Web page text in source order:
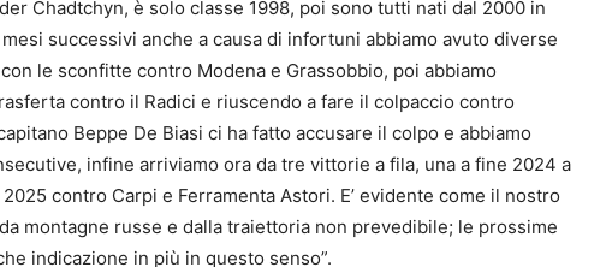
Chadtchyn, è solo classe 1998, poi sono tutti nati dal 2000 in
successivi anche a causa di infortuni abbiamo avuto diverse
le sconfitte contro Modena e Grassobbio, poi abbiamo
contro il Radici e riuscendo a fare il colpaccio contro
Beppe De Biasi ci ha fatto accusare il colpo e abbiamo
infine arriviamo ora da tre vittorie a fila, una a fine 2024 a
contro Carpi e Ferramenta Astori. E’ evidente come il nostro
montagne russe e dalla traiettoria non prevedibile; le prossime
indicazione in più in questo senso”.